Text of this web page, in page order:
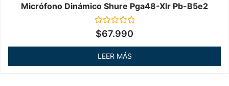
Micrófono Dinámico Shure Pga48-Xlr Pb-B5e2
Valorado
en
$67.990
LEER MÁS